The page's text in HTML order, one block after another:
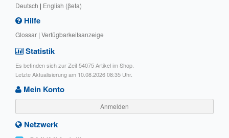
Deutsch | English (βeta)
Hilfe
Glossar | Verfügbarkeitsanzeige
Statistik
Es befinden sich zur Zeit 54075 Artikel im Shop.
Letzte Aktualisierung am 10.08.2026 08:35 Uhr.
Mein Konto
Anmelden
Netzwerk